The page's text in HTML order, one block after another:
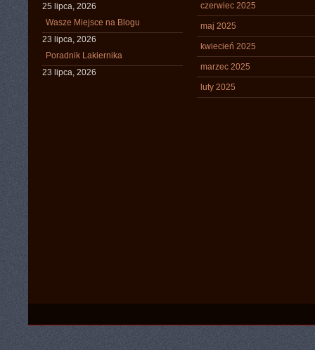
25 lipca, 2026
Wasze Miejsce na Blogu
23 lipca, 2026
Poradnik Lakiernika
23 lipca, 2026
czerwiec 2025
maj 2025
kwiecień 2025
marzec 2025
luty 2025